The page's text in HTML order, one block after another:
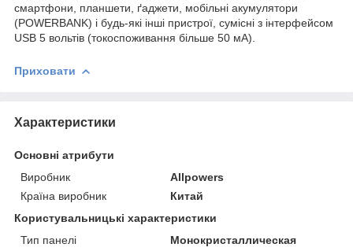
смартфони, планшети, ґаджети, мобільні акумулятори
(POWERBANK) і будь-які інші пристрої, сумісні з інтерфейсом
USB 5 вольтів (токоспоживання більше 50 мА).
Приховати
Характеристики
Основні атрибути
Виробник
Allpowers
Країна виробник
Китай
Користувальницькі характеристики
Тип панелі
Монокристаллическая